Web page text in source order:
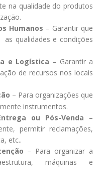
na qualidade do produtos
Humanos – Garantir que
qualidades e condições
e Logística – Garantir a
de recursos nos locais
– Para organizações que
instrumentos.
ou Pós-Venda –
permitir reclamações,
etc..
– Para organizar a
máquinas e